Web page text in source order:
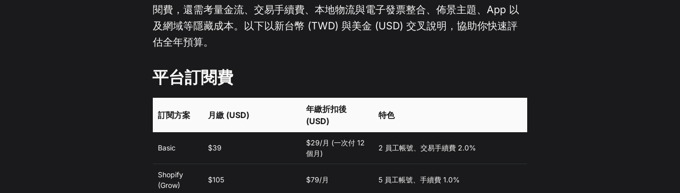
閱費，還需考量金流、交易手續費、本地物流與電子發票整合、佈景主題、App 以
及網域等隱藏成本。以下以新台幣 (TWD) 與美金 (USD) 交叉說明，協助你快速評
估全年預算。
平台訂閱費
訂閱方案 月繳 (USD)
年繳折扣後
(USD)
特色
Basic $39
$29/月 (一次付 12
個月)
2 員工帳號、交易手續費 2.0%
Shopify
(Grow)
$105 $79/月 5 員工帳號、手續費 1.0%